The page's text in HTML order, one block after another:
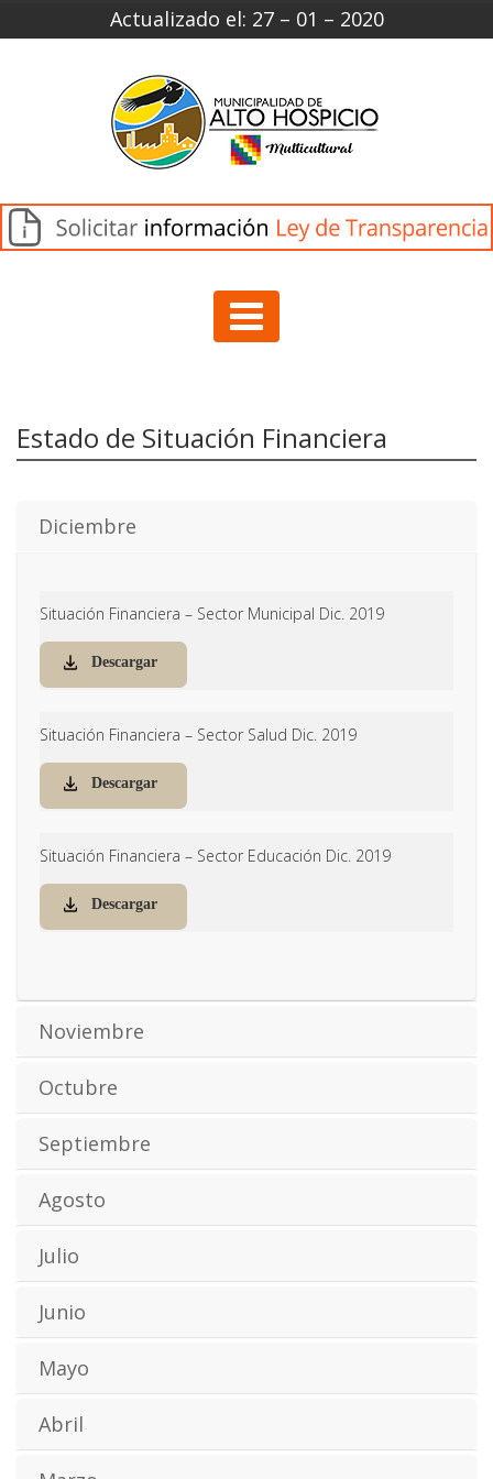
Actualizado el: 27 – 01 – 2020
Estado de Situación Financiera
Diciembre
Situación Financiera – Sector Municipal Dic. 2019
Descargar
Situación Financiera – Sector Salud Dic. 2019
Descargar
Situación Financiera – Sector Educación Dic. 2019
Descargar
Noviembre
Octubre
Septiembre
Agosto
Julio
Junio
Mayo
Abril